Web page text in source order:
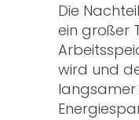
Die
ein großer
wird und
langsamer